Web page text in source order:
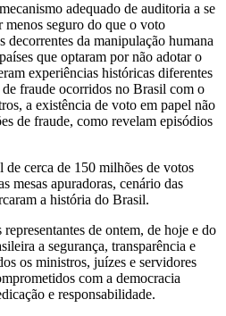
adequado de auditoria a se
menos seguro do que o voto
decorrentes da manipulação humana
que optaram por não adotar o
experiências históricas diferentes
de fraude ocorridos no Brasil com o
a existência de voto em papel não
de fraude, como revelam episódios
cerca de 150 milhões de votos
mesas apuradoras, cenário das
a história do Brasil.
de ontem, de hoje e do
a segurança, transparência e
os ministros, juízes e servidores
com a democracia
e responsabilidade.